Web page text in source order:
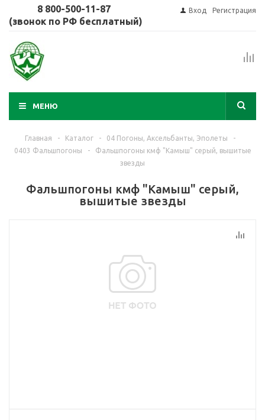
8 800-500-11-87
(звонок по РФ бесплатный)
Вход Регистрация
МЕНЮ
Главная - Каталог - 04 Погоны, Аксельбанты, Эполеты
-
0403 Фальшпогоны
-
Фальшпогоны кмф "Камыш" серый, вышитые
звезды
Фальшпогоны кмф "Камыш" серый,
вышитые звезды